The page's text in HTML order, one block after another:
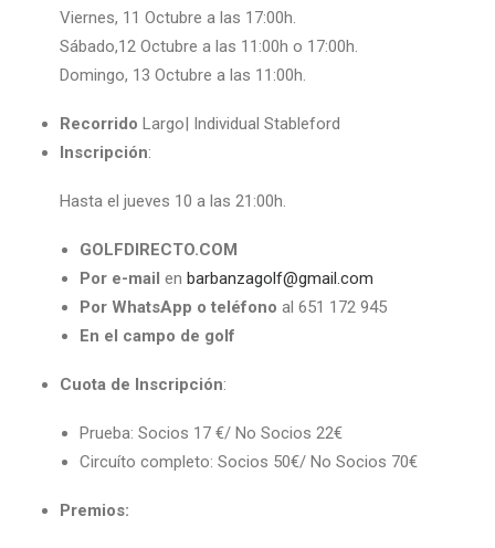
Viernes, 11 Octubre a las 17:00h.
Sábado,12 Octubre a las 11:00h o 17:00h.
Domingo, 13 Octubre a las 11:00h.
Recorrido Largo| Individual Stableford
Inscripción:
Hasta el jueves 10 a las 21:00h.
GOLFDIRECTO.COM
Por e-mail en barbanzagolf@gmail.com
Por WhatsApp o teléfono al 651 172 945
En el campo de golf
Cuota de Inscripción:
Prueba: Socios 17 €/ No Socios 22€
Circuíto completo: Socios 50€/ No Socios 70€
Premios: